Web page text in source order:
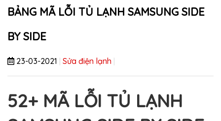
BẢNG MÃ LỖI TỦ LẠNH SAMSUNG SIDE
BY SIDE
23-03-2021 Sửa điện lạnh
52+ MÃ LỖI TỦ LẠNH